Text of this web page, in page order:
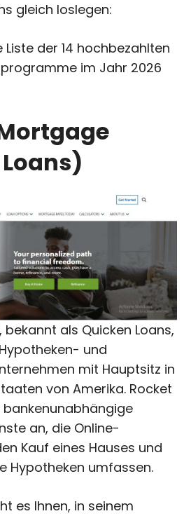
gleich loslegen:
Liste der 14 hochbezahlten
im Jahr 2026
als Quicken Loans,
und
mit Hauptsitz in
von Amerika. Rocket
an, die Online-
Kauf eines Hauses und
Hypotheken umfassen.
es Ihnen, in seinem